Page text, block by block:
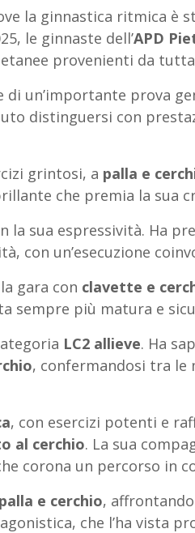
la ginnastica ritmica è
le ginnaste dell’APD
provenienti da
un’importante prova
distinguersi con
grintosi, a palla e
che premia la sua
la sua espressività. Ha
con un’esecuzione
gara con clavette e
sempre più matura e
LC2 allieve. Ha
, confermandosi tra
, con esercizi potenti e
al cerchio. La sua
corona un percorso in
palla e cerchio,
che l’ha vista